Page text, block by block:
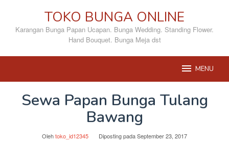
konten
TOKO BUNGA ONLINE
Karangan Bunga Papan Ucapan. Bunga Wedding. Standing Flower.
Hand Bouquet. Bunga Meja dst
MENU
Sewa Papan Bunga Tulang
Bawang
Olehtoko_id12345 Diposting padaSeptember 23, 2017